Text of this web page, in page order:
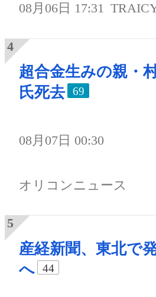
08月06日 17:31
超合金生みの親・
氏死去
69
08月07日 00:30
オリコンニュース
産経新聞、東北で
へ
44